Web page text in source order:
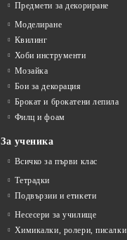
Предмети за декориране
Моделиране
Квилинг
Хоби инструменти
Мозайка
Бои за декорация
Брокат и брокатени лепила
Филц и фоам
За ученика
Всичко за първи клас
Тетрадки
Подвързии и етикети
Несесери за училище
Химикалки, ролери, писалки